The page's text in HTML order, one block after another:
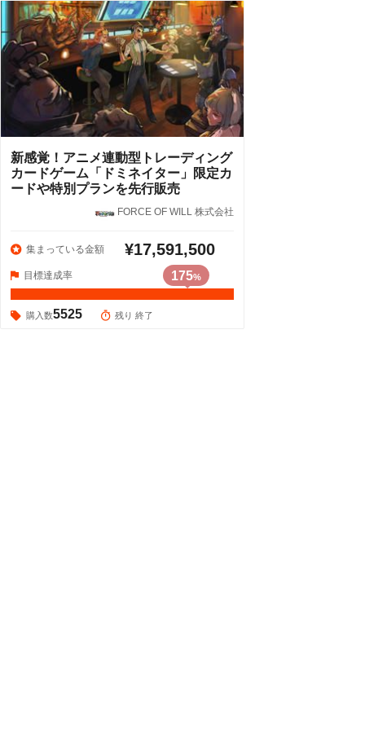
新感覚！アニメ連動型トレーディング
カードゲーム「ドミネイター」限定カ
ードや特別プランを先行販売
FORCE OF WILL 株式会社
集まっている金額 ¥17,591,500
目標達成率 175%
購入数5525 残り 終了